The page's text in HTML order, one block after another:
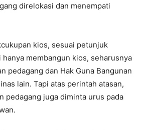
direlokasi dan menempati
kios, sesuai petunjuk
hanya membangun kios, seharusnya
pedagang dan Hak Guna Bangunan
lain. Tapi atas perintah atasan,
pedagang juga diminta urus pada